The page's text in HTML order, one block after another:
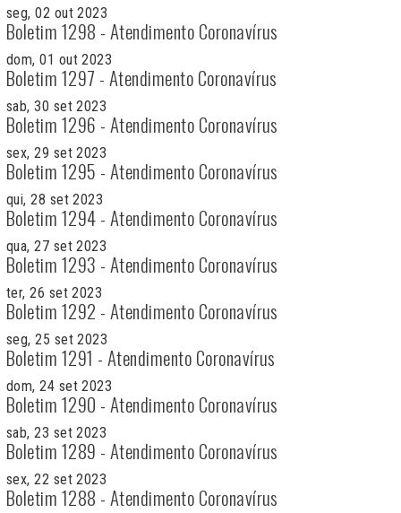
seg, 02 out 2023
Boletim 1298 - Atendimento Coronavírus
dom, 01 out 2023
Boletim 1297 - Atendimento Coronavírus
sab, 30 set 2023
Boletim 1296 - Atendimento Coronavírus
sex, 29 set 2023
Boletim 1295 - Atendimento Coronavírus
qui, 28 set 2023
Boletim 1294 - Atendimento Coronavírus
qua, 27 set 2023
Boletim 1293 - Atendimento Coronavírus
ter, 26 set 2023
Boletim 1292 - Atendimento Coronavírus
seg, 25 set 2023
Boletim 1291 - Atendimento Coronavírus
dom, 24 set 2023
Boletim 1290 - Atendimento Coronavírus
sab, 23 set 2023
Boletim 1289 - Atendimento Coronavírus
sex, 22 set 2023
Boletim 1288 - Atendimento Coronavírus